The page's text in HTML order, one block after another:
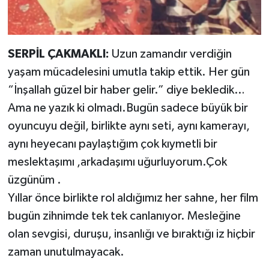
SERPİL ÇAKMAKLI: Uzun zamandır verdiğin
yaşam mücadelesini umutla takip ettik. Her gün
“İnşallah güzel bir haber gelir.” diye bekledik…
Ama ne yazık ki olmadı.Bugün sadece büyük bir
oyuncuyu değil, birlikte aynı seti, aynı kamerayı,
aynı heyecanı paylaştığım çok kıymetli bir
meslektaşımı ,arkadaşımı uğurluyorum.Çok
üzgünüm .
Yıllar önce birlikte rol aldığımız her sahne, her film
bugün zihnimde tek tek canlanıyor. Mesleğine
olan sevgisi, duruşu, insanlığı ve bıraktığı iz hiçbir
zaman unutulmayacak.